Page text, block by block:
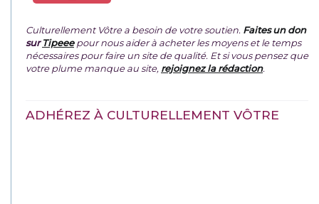
Culturellement Vôtre a besoin de votre soutien. Faites un don
surTipeeepour nous aider à acheter les moyens et le temps
nécessaires pour faire un site de qualité. Et si vous pensez que
votre plume manque au site, rejoignez la rédaction.
ADHÉREZ À CULTURELLEMENT VÔTRE